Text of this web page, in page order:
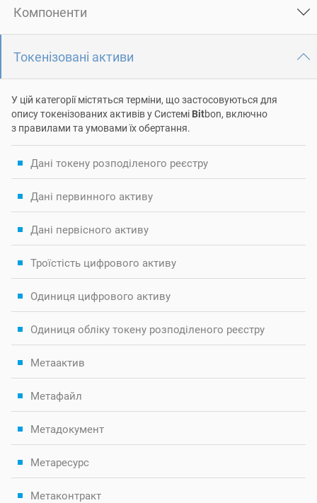
Компоненти
Токенізовані активи
У цій категорії містяться терміни, що застосовуються для
опису токенізованих активів у Системі Bitbon, включно
з правилами та умовами їх обертання.
Дані токену розподіленого реєстру
Дані первинного активу
Дані первісного активу
Троїстість цифрового активу
Одиниця цифрового активу
Одиниця обліку токену розподіленого реєстру
Метаактив
Метафайл
Метадокумент
Метаресурс
Метаконтракт